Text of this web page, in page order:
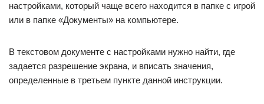
настройками, который чаще всего находится в папке с игрой
или в папке «Документы» на компьютере.
В текстовом документе с настройками нужно найти, где
задается разрешение экрана, и вписать значения,
определенные в третьем пункте данной инструкции.